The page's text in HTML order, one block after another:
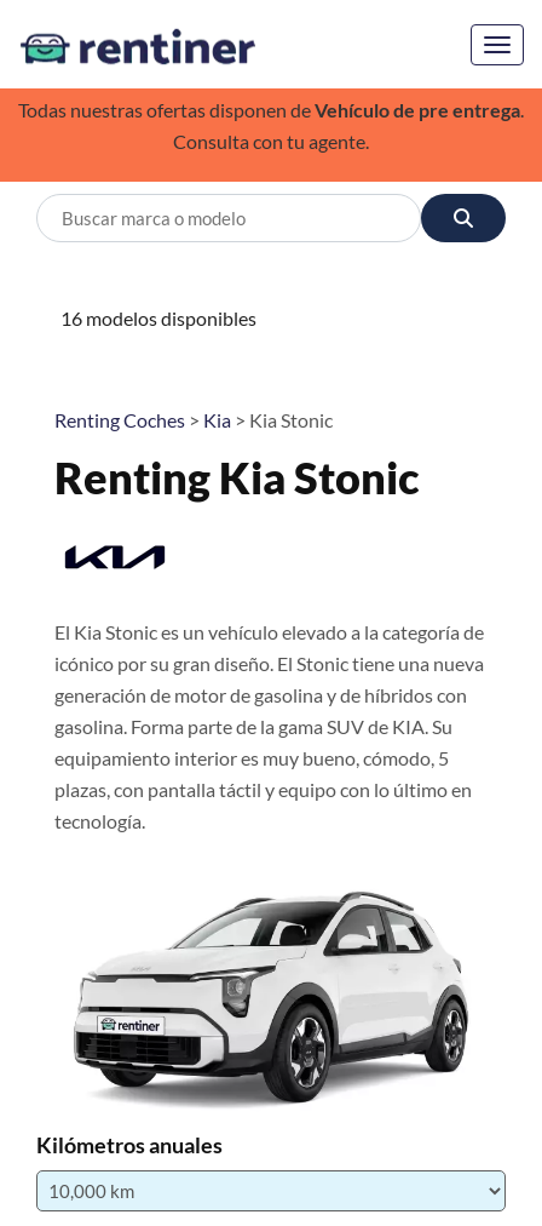
Todas nuestras ofertas disponen deVehículo de pre entrega.
Consulta con tu agente.
16 modelos disponibles
Renting Coches > Kia > Kia Stonic
Renting Kia Stonic
El Kia Stonic es un vehículo elevado a la categoría de
icónico por su gran diseño. El Stonic tiene una nueva
generación de motor de gasolina y de híbridos con
gasolina. Forma parte de la gama SUV de KIA. Su
equipamiento interior es muy bueno, cómodo, 5
plazas, con pantalla táctil y equipo con lo último en
tecnología.
Kilómetros anuales